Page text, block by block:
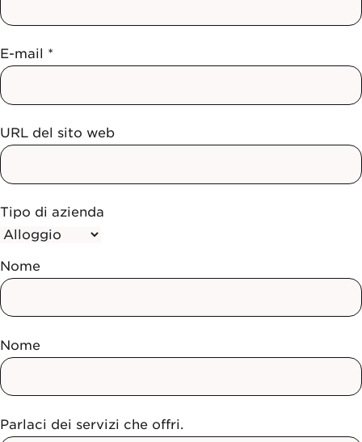
E-mail *
URL del sito web
Tipo di azienda
Nome
Nome
Parlaci dei servizi che offri.